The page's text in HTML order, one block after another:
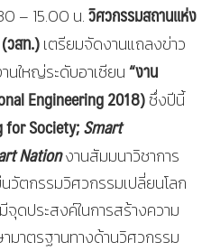
– 15.00 น.วิศวกรรมสถานแห่ง
(วสท.)เตรียมจัดงานแถลงข่าว
นใหญ่ระดับอาเซียน“งาน
Engineering 2018)ซึ่งปีนี้
for Society;Smart
Nationงานสัมมนาวิชาการ
ตกรรมวิศวกรรมเปลี่ยนโลก
ดประสงค์ในการสร้างความ
ามาตรฐานทางด้านวิศวกรรม